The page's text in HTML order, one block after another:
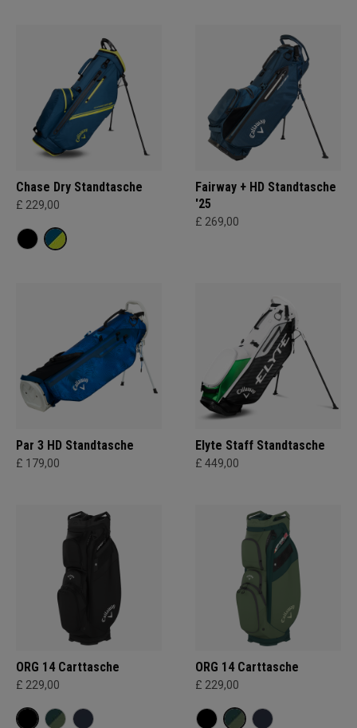
Chase Dry Standtasche
£ 229,00
Fairway + HD Standtasche
'25
£ 269,00
Par 3 HD Standtasche
£ 179,00
Elyte Staff Standtasche
£ 449,00
ORG 14 Carttasche
£ 229,00
ORG 14 Carttasche
£ 229,00